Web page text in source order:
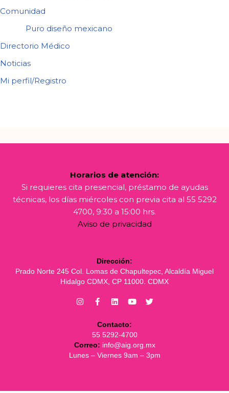
Comunidad
Puro diseño mexicano
Directorio Médico
Noticias
Mi perfil/Registro
Horarios de atención:
Si requieres cita presencial, préstamo de ayudas
técnicas, los días miércoles con previa cita al 55 5292
4700, 9:30 a 15:00 hrs.
Aviso de privacidad
Dirección:
Prado Norte 245 Col. Lomas de Chapultepec, Alcaldía Miguel
Hidalgo CDMX, CP 11000. CDMX
Contacto:
55 5292-4700
Correo: info@aig.org.mx
Lunes – Viernes 9am – 3pm